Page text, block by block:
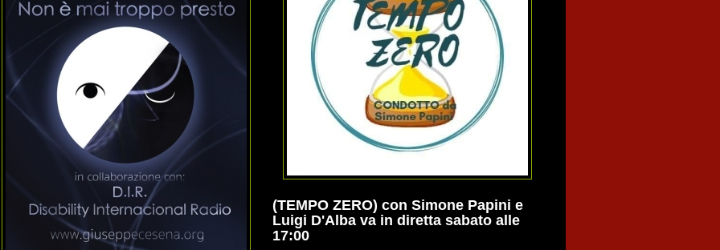
(TEMPO ZERO) con Simone Papini e
Luigi D'Alba va in diretta sabato alle
17:00